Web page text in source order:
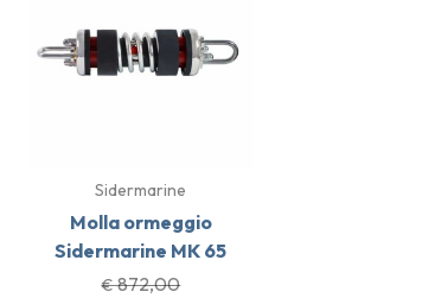
Sidermarine
Molla ormeggio
Sidermarine MK 65
€872,00